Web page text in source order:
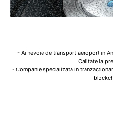
- Ai nevoie de transport aeroport in
Calitate la
- Companie specializata in